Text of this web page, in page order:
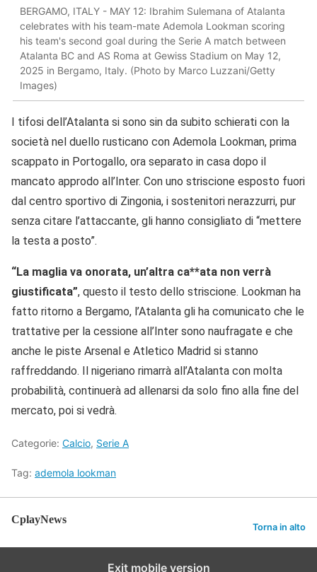
BERGAMO, ITALY - MAY 12: Ibrahim Sulemana of Atalanta
celebrates with his team-mate Ademola Lookman scoring
his team's second goal during the Serie A match between
Atalanta BC and AS Roma at Gewiss Stadium on May 12,
2025 in Bergamo, Italy. (Photo by Marco Luzzani/Getty
Images)
I tifosi dell’Atalanta si sono sin da subito schierati con la
società nel duello rusticano con Ademola Lookman, prima
scappato in Portogallo, ora separato in casa dopo il
mancato approdo all’Inter. Con uno striscione esposto fuori
dal centro sportivo di Zingonia, i sostenitori nerazzurri, pur
senza citare l’attaccante, gli hanno consigliato di “mettere
la testa a posto”.
“La maglia va onorata, un’altra ca**ata non verrà
giustificata”, questo il testo dello striscione. Lookman ha
fatto ritorno a Bergamo, l’Atalanta gli ha comunicato che le
trattative per la cessione all’Inter sono naufragate e che
anche le piste Arsenal e Atletico Madrid si stanno
raffreddando. Il nigeriano rimarrà all’Atalanta con molta
probabilità, continuerà ad allenarsi da solo fino alla fine del
mercato, poi si vedrà.
Categorie: Calcio, Serie A
Tag: ademola lookman
CplayNews
Torna in alto
Exit mobile version